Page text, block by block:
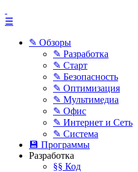
☰
✎ Обзоры
✎ Разработка
✎ Старт
✎ Безопасность
✎ Оптимизация
✎ Мультимедиа
✎ Офис
✎ Интернет и Сеть
✎ Система
💾 Программы
Разработка
§§ Код